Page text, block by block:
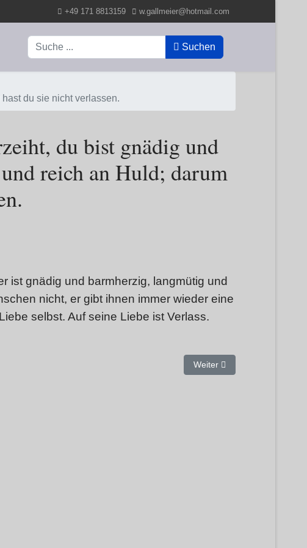
+49 171 8813159 w.gallmeier@hotmail.com
Suchen Suchen
du sie nicht verlassen.
du bist gnädig und
reich an Huld; darum
ist gnädig und barmherzig, langmütig und
nicht, er gibt ihnen immer wieder eine
selbst. Auf seine Liebe ist Verlass.
du bist gerecht. Nächster Beitrag: Sei nicht
Weiter